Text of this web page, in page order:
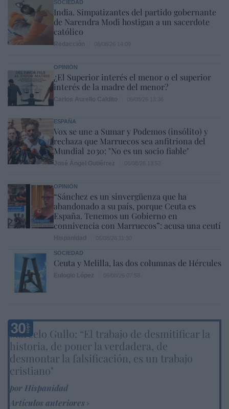
SOCIEDAD
India. Simpatizantes del partido gobernante
de Narendra Modi hostigan a un sacerdote
católico
OPINIÓN
¿El Superior interés el menor o el superior
interés de la madre del menor?
ESPAÑA
Vox se une a Sumar y Podemos (insólito) y
rechaza que Marruecos sea anfitriona del
Mundial 2030: "No es un socio fiable"
OPINIÓN
“Sánchez es un sinvergüenza que ha
abandonado a su país, porque Ceuta es
España. Tenemos un Gobierno en
connivencia con Marruecos”: acusa una ceutí
SOCIEDAD
Ceuta y Melilla, las dos columnas de Hércules
Marcelo Gullo: “El trabajo de desmitificar la
historia, de poner la verdadera, de
desmontar la falsificación, es un trabajo
cristiano"
por Hispanidad
Artículos anteriores